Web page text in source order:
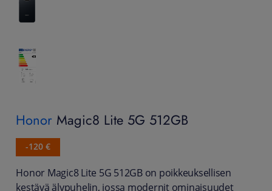
Honor Magic8 Lite 5G 512GB
-120 €
Honor Magic8 Lite 5G 512GB on poikkeuksellisen
kestävä älypuhelin, jossa modernit ominaisuudet